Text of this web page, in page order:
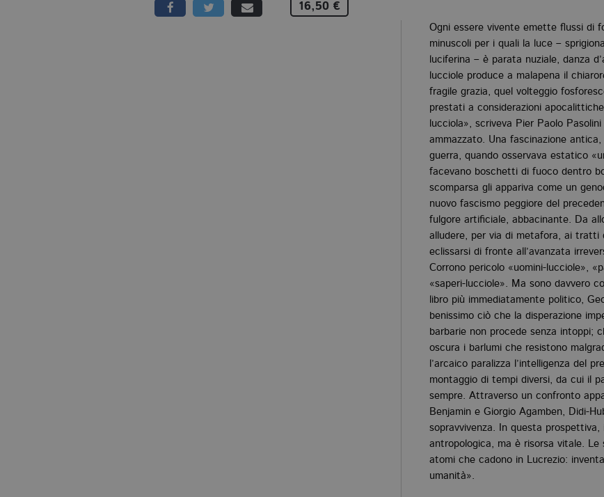
16,50 €
Ogni essere vivente emette flussi di
minuscoli per i quali la luce –
luciferina – è parata nuziale, danza
lucciole produce a malapena il
fragile grazia, quel volteggio
prestati a considerazioni
lucciola», scriveva Pier Paolo
ammazzato. Una fascinazione
guerra, quando osservava estatico
facevano boschetti di fuoco dentro
scomparsa gli appariva come un
nuovo fascismo peggiore del
fulgore artificiale, abbacinante. Da
alludere, per via di metafora, ai tratti
eclissarsi di fronte all’avanzata
Corrono pericolo «uomini-lucciole»,
«saperi-lucciole». Ma sono davvero
libro più immediatamente politico,
benissimo ciò che la disperazione
barbarie non procede senza intoppi;
oscura i barlumi che resistono
l’arcaico paralizza l’intelligenza del
montaggio di tempi diversi, da cui il
sempre. Attraverso un confronto
Benjamin e Giorgio Agamben, Didi-
sopravvivenza. In questa
antropologica, ma è risorsa vitale.
atomi che cadono in Lucrezio:
umanità».